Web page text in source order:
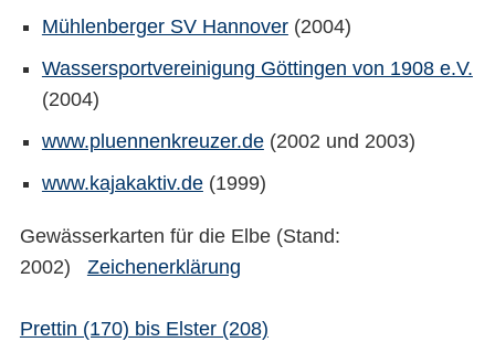
Mühlenberger SV Hannover(2004)
Wassersportvereinigung Göttingen von 1908 e.V.
(2004)
www.pluennenkreuzer.de(2002 und 2003)
www.kajakaktiv.de(1999)
Gewässerkarten für die Elbe (Stand:
2002) Zeichenerklärung
Prettin (170) bis Elster (208)